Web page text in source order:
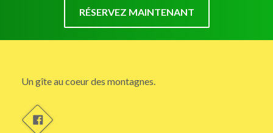
RÉSERVEZ MAINTENANT
Un gîte au coeur des montagnes.